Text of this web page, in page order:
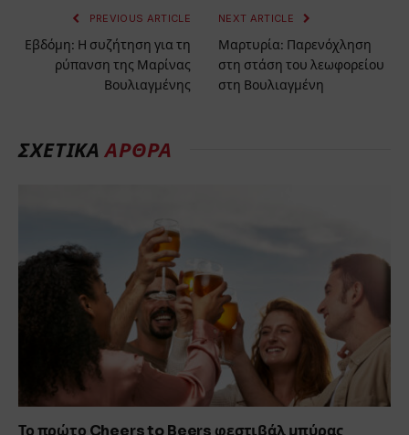
PREVIOUS ARTICLE
Εβδόμη: Η συζήτηση για τη
ρύπανση της Μαρίνας
Βουλιαγμένης
NEXT ARTICLE
Μαρτυρία: Παρενόχληση
στη στάση του λεωφορείου
στη Βουλιαγμένη
ΣΧΕΤΙΚΆΆΡΘΡΑ
Το πρώτο Cheers to Beers φεστιβάλ μπύρας